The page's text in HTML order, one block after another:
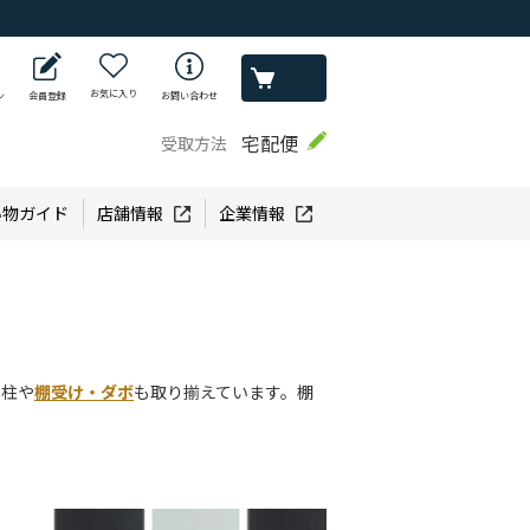
会員登録 お気に入り お問い合わせ
受取方法 宅配便
ガイド 店舗情報 企業情報
や棚受け・ダボも取り揃えています。棚